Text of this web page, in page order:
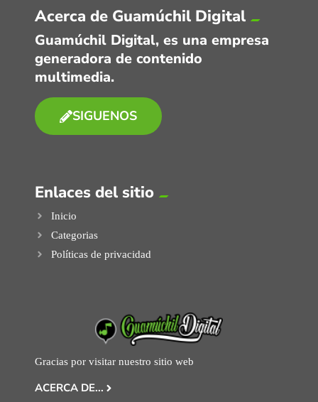
Acerca de Guamúchil Digital
Guamúchil Digital, es una empresa
generadora de contenido
multimedia.
SIGUENOS
Enlaces del sitio
Inicio
Categorias
Políticas de privacidad
Gracias por visitar nuestro sitio web
ACERCA DE...